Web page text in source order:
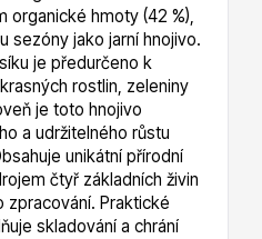
organické hmoty (42 %),
sezóny jako jarní hnojivo.
je předurčeno k
rostlin, zeleniny
je toto hnojivo
a udržitelného růstu
unikátní přírodní
čtyř základních živin
Praktické
skladování a chrání